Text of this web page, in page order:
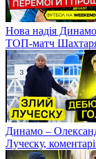
Нова надія
ТОП-матч
Динамо –
Луческу,